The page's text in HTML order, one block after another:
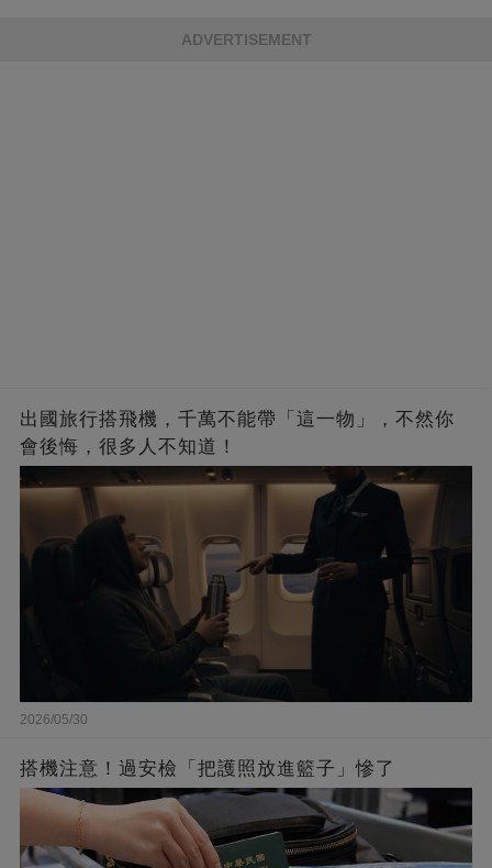
ADVERTISEMENT
出國旅行搭飛機，千萬不能帶「這一物」，不然你
會後悔，很多人不知道！
2026/05/30
搭機注意！過安檢「把護照放進籃子」慘了